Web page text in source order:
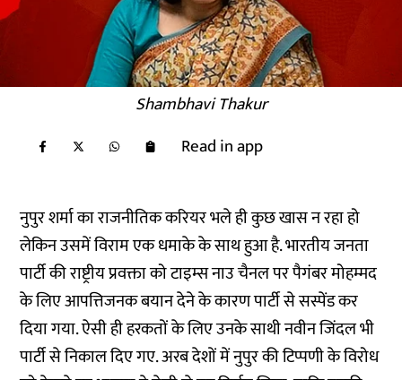
Shambhavi Thakur
Read in app
नुपुर शर्मा का राजनीतिक करियर भले ही कुछ खास न रहा हो
लेकिन उसमें विराम एक धमाके के साथ हुआ है. भारतीय जनता
पार्टी की राष्ट्रीय प्रवक्ता को टाइम्स नाउ चैनल पर पैगंबर मोहम्मद
के लिए आपत्तिजनक बयान देने के कारण पार्टी से सस्पेंड कर
दिया गया. ऐसी ही हरकतों के लिए उनके साथी नवीन जिंदल भी
पार्टी से निकाल दिए गए. अरब देशों में नुपुर की टिप्पणी के विरोध